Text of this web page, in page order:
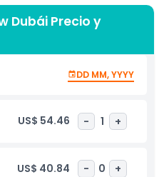
Dubái Precio y
DD MM, YYYY
US$ 54.46 - 1 +
US$ 40.84 - 0 +